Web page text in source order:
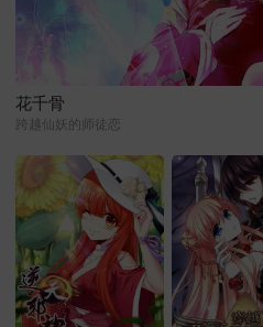
花千骨
跨越仙妖的师徒恋